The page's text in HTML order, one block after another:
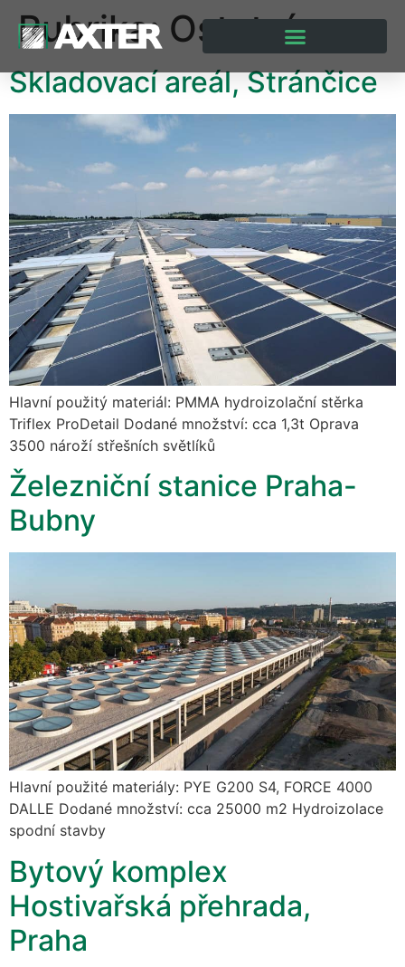
Rubrika: Ostatní
Skladovací areál, Stránčice
Hlavní použitý materiál: PMMA hydroizolační stěrka
Triflex ProDetail Dodané množství: cca 1,3t Oprava
3500 nároží střešních světlíků
Železniční stanice Praha-
Bubny
Hlavní použité materiály: PYE G200 S4, FORCE 4000
DALLE Dodané množství: cca 25000 m2 Hydroizolace
spodní stavby
Bytový komplex
Hostivařská přehrada,
Praha